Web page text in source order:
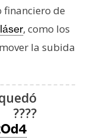
de
, como los
la subida